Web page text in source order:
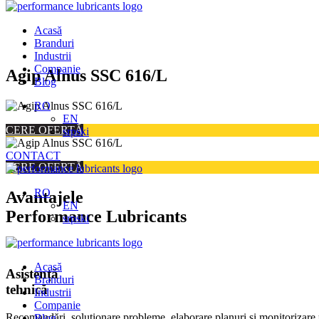
Skip
to
content
Acasă
Branduri
Industrii
Companie
Blog
RO
EN
srpski
CONTACT
RO
EN
srpski
Acasă
Branduri
Industrii
Companie
Agip Alnus SSC 616/L
CERE OFERTĂ
CERE OFERTĂ
Avantajele
Performance Lubricants
Asistență
tehnică